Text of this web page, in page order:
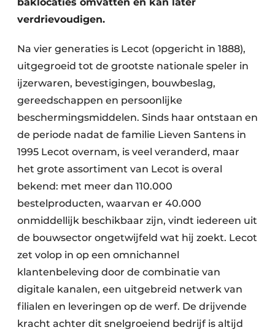
Zonwering
verdrievoudigen.
Na vier generaties is Lecot (opgericht in 1888),
uitgegroeid tot de grootste nationale speler in
ijzerwaren, bevestigingen, bouwbeslag,
gereedschappen en persoonlijke
beschermingsmiddelen. Sinds haar ontstaan en
de periode nadat de familie Lieven Santens in
1995 Lecot overnam, is veel veranderd, maar
het grote assortiment van Lecot is overal
bekend: met meer dan 110.000
bestelproducten, waarvan er 40.000
onmiddellijk beschikbaar zijn, vindt iedereen uit
de bouwsector ongetwijfeld wat hij zoekt. Lecot
zet volop in op een omnichannel
klantenbeleving door de combinatie van
digitale kanalen, een uitgebreid netwerk van
filialen en leveringen op de werf. De drijvende
kracht achter dit snelgroeiend bedrijf is altijd